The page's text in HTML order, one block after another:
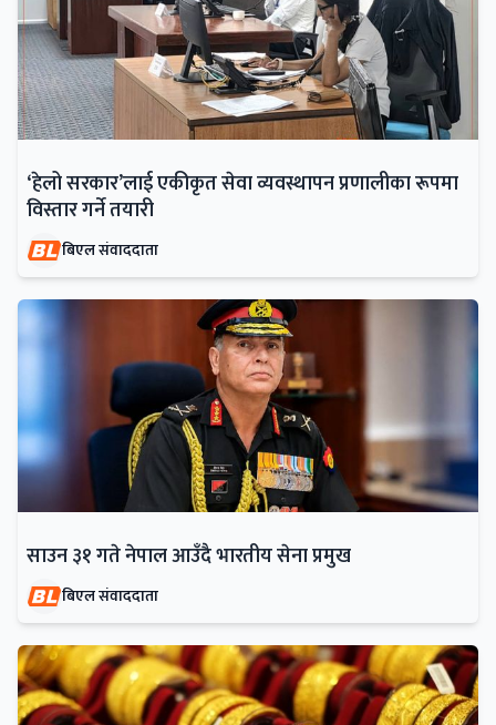
‘हेलो सरकार’लाई एकीकृत सेवा व्यवस्थापन प्रणालीका रूपमा
विस्तार गर्ने तयारी
बिएल संवाददाता
साउन ३१ गते नेपाल आउँदै भारतीय सेना प्रमुख
बिएल संवाददाता